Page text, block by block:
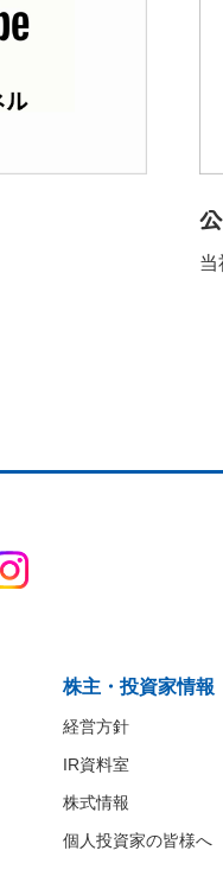
当
株主・投資家情報
経営方針
IR資料室
株式情報
個人投資家の皆様へ